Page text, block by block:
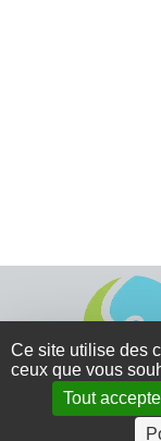
4 rue
Ce site utilise des
ceux que vous
Tout